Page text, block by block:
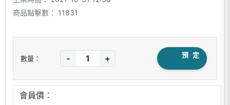
商品點擊數：
11831
數量： - + 預 定
會員價：